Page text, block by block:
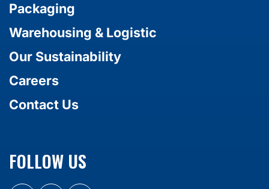
Packaging
Warehousing & Logistic
Our Sustainability
Careers
Contact Us
FOLLOW US